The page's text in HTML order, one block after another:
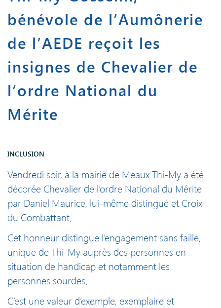
bénévole de l’Aumônerie
de l’AEDE reçoit les
insignes de Chevalier de
l’ordre National du
Mérite
INCLUSION
Vendredi soir, à la mairie de Meaux Thi-My a été
décorée Chevalier de l’ordre National du Mérite
par Daniel Maurice, lui-même distingué et Croix
du Combattant.
Cet honneur distingue l’engagement sans faille,
unique de Thi-My auprès des personnes en
situation de handicap et notamment les
personnes sourdes.
C’est une valeur d’exemple, exemplaire et